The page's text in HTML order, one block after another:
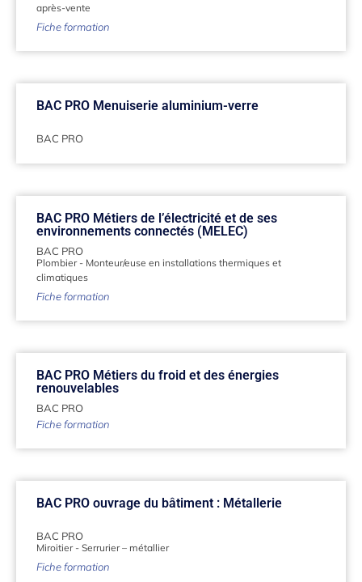
après-vente
Fiche formation
BAC PRO Menuiserie aluminium-verre
BAC PRO
BAC PRO Métiers de l’électricité et de ses
environnements connectés (MELEC)
BAC PRO
Plombier- Monteur/euse en installations thermiques et
climatiques
Fiche formation
BAC PRO Métiers du froid et des énergies
renouvelables
BAC PRO
Fiche formation
BAC PRO ouvrage du bâtiment : Métallerie
BAC PRO
Miroitier- Serrurier – métallier
Fiche formation